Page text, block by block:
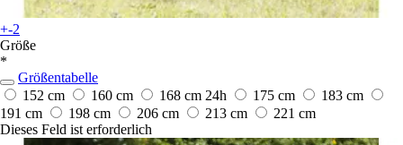
+-2
Größe
*
Größentabelle
152 cm
160 cm 168 cm 24h 175 cm
183 cm
191 cm
198 cm 206 cm 213 cm
221 cm
Dieses Feld ist erforderlich